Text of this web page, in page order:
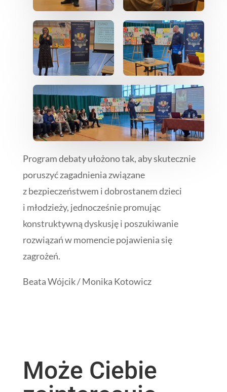
Program debaty ułożono tak, aby skutecznie
poruszyć zagadnienia związane
z bezpieczeństwem i dobrostanem dzieci
i młodzieży, jednocześnie promując
konstruktywną dyskusję i poszukiwanie
rozwiązań w momencie pojawienia się
zagrożeń.
Beata Wójcik / Monika Kotowicz
Może Ciebie